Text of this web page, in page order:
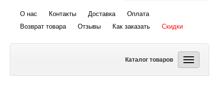
О нас Контакты Доставка
Оплата
Возврат товара
Отзывы Как заказать Скидки
Каталог товаров